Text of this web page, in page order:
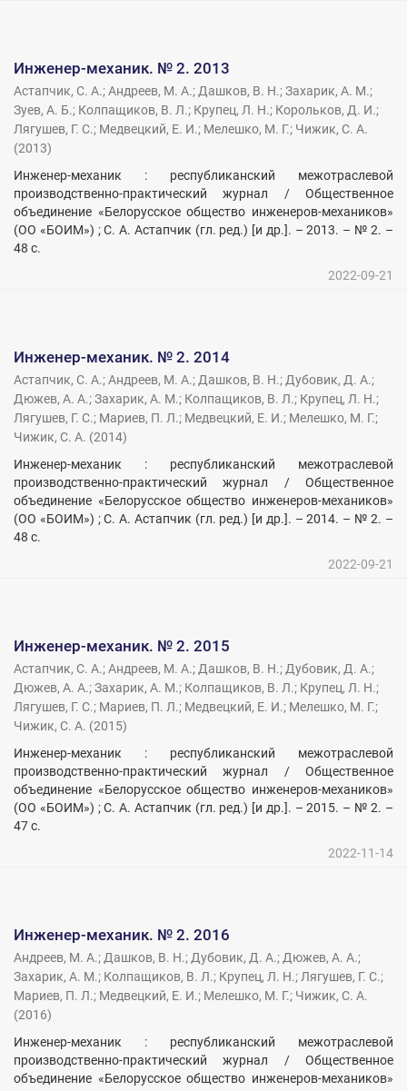
Инженер-механик. № 2. 2013
Астапчик, С. А.;Андреев, М. А.; Дашков, В. Н.;Захарик, А. М.;
Зуев, А. Б.; Колпащиков, В. Л.; Крупец, Л. Н.; Корольков, Д. И.;
Лягушев, Г. С.; Медвецкий, Е. И.; Мелешко, М. Г.; Чижик, С. А.
(2013)
Инженер-механик : республиканский межотраслевой
производственно-практический журнал / Общественное
объединение «Белорусское общество инженеров-механиков»
(ОО «БОИМ») ; С. А. Астапчик (гл. ред.) [и др.]. – 2013. – № 2. –
48 с.
2022-09-21
Инженер-механик. № 2. 2014
Астапчик, С. А.;Андреев, М. А.; Дашков, В. Н.; Дубовик, Д. А.;
Дюжев, А. А.;Захарик, А. М.; Колпащиков, В. Л.; Крупец, Л. Н.;
Лягушев, Г. С.; Мариев, П. Л.; Медвецкий, Е. И.; Мелешко, М. Г.;
Чижик, С. А. (2014)
Инженер-механик : республиканский межотраслевой
производственно-практический журнал / Общественное
объединение «Белорусское общество инженеров-механиков»
(ОО «БОИМ») ; С. А. Астапчик (гл. ред.) [и др.]. – 2014. – № 2. –
48 с.
2022-09-21
Инженер-механик. № 2. 2015
Астапчик, С. А.;Андреев, М. А.; Дашков, В. Н.; Дубовик, Д. А.;
Дюжев, А. А.;Захарик, А. М.; Колпащиков, В. Л.; Крупец, Л. Н.;
Лягушев, Г. С.; Мариев, П. Л.; Медвецкий, Е. И.; Мелешко, М. Г.;
Чижик, С. А. (2015)
Инженер-механик : республиканский межотраслевой
производственно-практический журнал / Общественное
объединение «Белорусское общество инженеров-механиков»
(ОО «БОИМ») ; С. А. Астапчик (гл. ред.) [и др.]. – 2015. – № 2. –
47 с.
2022-11-14
Инженер-механик. № 2. 2016
Андреев, М. А.; Дашков, В. Н.; Дубовик, Д. А.; Дюжев, А. А.;
Захарик, А. М.; Колпащиков, В. Л.; Крупец, Л. Н.; Лягушев, Г. С.;
Мариев, П. Л.; Медвецкий, Е. И.; Мелешко, М. Г.; Чижик, С. А.
(2016)
Инженер-механик : республиканский межотраслевой
производственно-практический журнал / Общественное
объединение «Белорусское общество инженеров-механиков»